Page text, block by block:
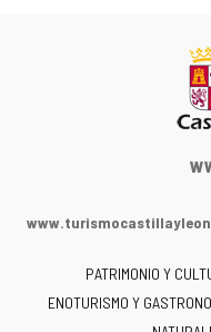
la
de
PATRIMONIO Y
ENOTURISMO Y